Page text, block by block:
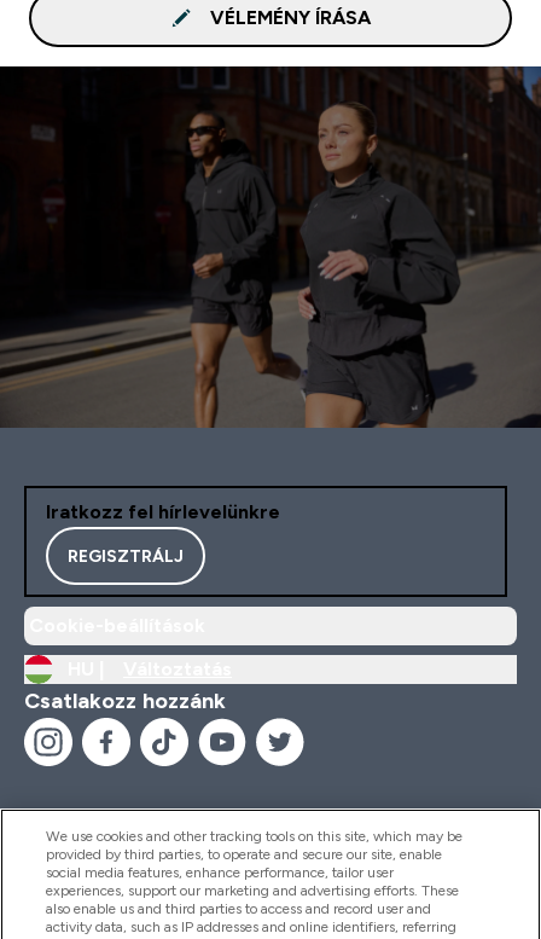
VÉLEMÉNY ÍRÁSA
Iratkozz fel hírlevelünkre
REGISZTRÁLJ
Csatlakozz hozzánk
Segítség És Információ
We use cookies and other tracking tools on this site, which may be
provided by third parties, to operate and secure our site, enable
social media features, enhance performance, tailor user
experiences, support our marketing and advertising efforts. These
also enable us and third parties to access and record user and
activity data, such as IP addresses and online identifiers, referring